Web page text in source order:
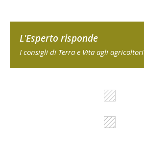
L'Esperto risponde
I consigli di Terra e Vita agli agricoltori